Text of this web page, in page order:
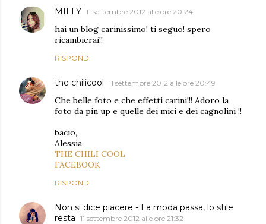
MILLY 11 settembre 2012 alle ore 20:24
hai un blog carinissimo! ti seguo! spero
ricambierai!!
RISPONDI
the chilicool 11 settembre 2012 alle ore 20:49
Che belle foto e che effetti carini!!! Adoro la
foto da pin up e quelle dei mici e dei cagnolini !!
bacio,
Alessia
THE CHILI COOL
FACEBOOK
RISPONDI
Non si dice piacere - La moda passa, lo stile
resta 11 settembre 2012 alle ore 21:32